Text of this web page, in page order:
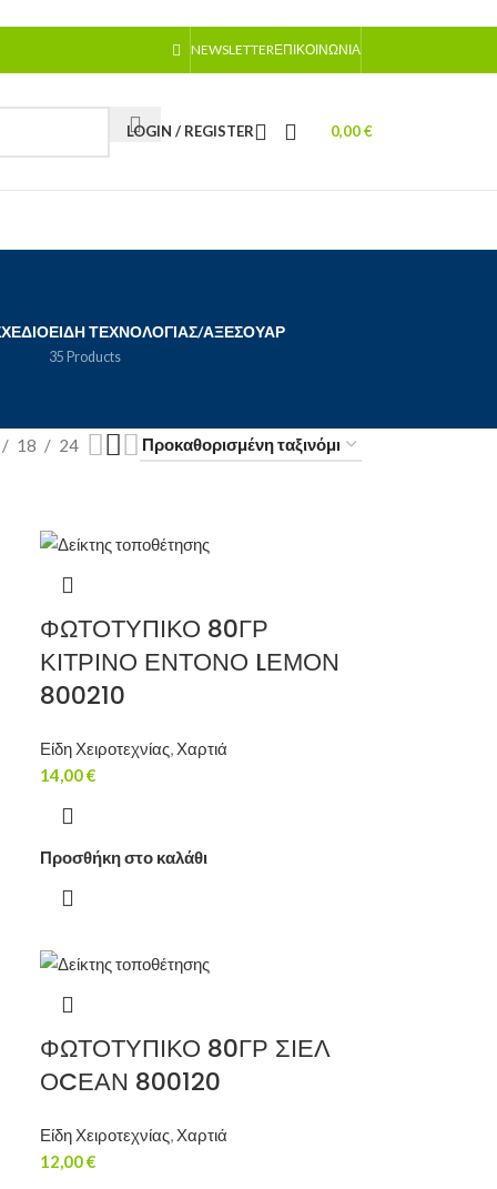
NEWSLETTERΕΠΙΚΟΙΝΩΝΊΑ
LOGIN / REGISTER 0,00€
ΕΊΔΗ ΤΕΧΝΟΛΟΓΊΑΣ/ΑΞΕΣΟΥΆΡ
35 Products
18 24
ΦΩΤΟΤΥΠΙΚΟ 80ΓΡ
ΚΙΤΡΙΝΟ ΕΝΤΟΝΟ LΕΜΟΝ
800210
Είδη Χειροτεχνίας, Χαρτιά
14,00€
Προσθήκη στο καλάθι
ΦΩΤΟΤΥΠΙΚΟ 80ΓΡ ΣΙΕΛ
ΟCΕΑΝ 800120
Είδη Χειροτεχνίας, Χαρτιά
12,00€